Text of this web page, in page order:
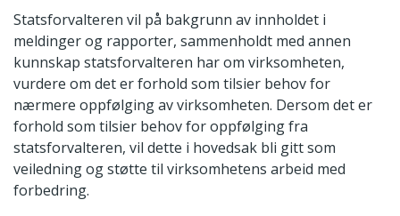
Statsforvalteren vil på bakgrunn av innholdet i
meldinger og rapporter, sammenholdt med annen
kunnskap statsforvalteren har om virksomheten,
vurdere om det er forhold som tilsier behov for
nærmere oppfølging av virksomheten. Dersom det er
forhold som tilsier behov for oppfølging fra
statsforvalteren, vil dette i hovedsak bli gitt som
veiledning og støtte til virksomhetens arbeid med
forbedring.